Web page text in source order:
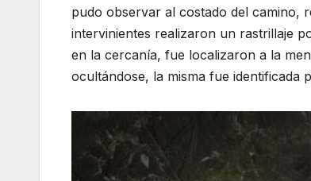
pudo observar al costado del camino,
intervinientes realizaron un rastrillaje
en la cercanía, fue localizaron a la
ocultándose, la misma fue identificada